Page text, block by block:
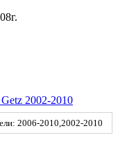
2002-2010
2006-2010,2002-2010